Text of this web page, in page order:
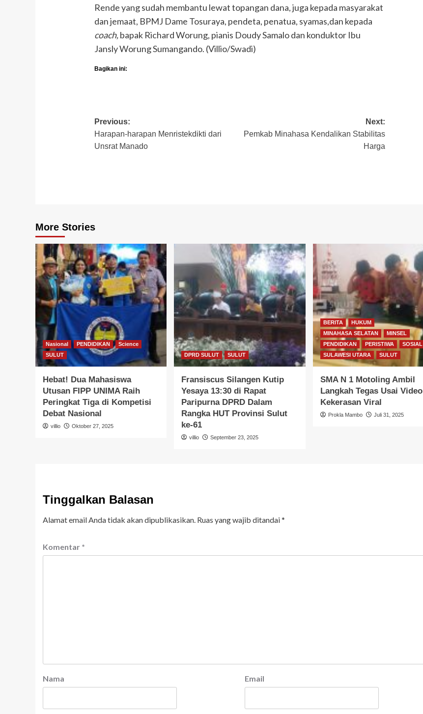
Rende yang sudah membantu lewat topangan dana, juga kepada masyarakat
dan jemaat, BPMJ Dame Tosuraya, pendeta, penatua, syamas,dan kepada
coach,bapak Richard Worung, pianis Doudy Samalo dan konduktor Ibu
Jansly Worung Sumangando. (Villio/Swadi)
Bagikan ini:
Post
navigation
Previous:
Harapan-harapan Menristekdikti dari
Unsrat Manado
Next:
Pemkab Minahasa Kendalikan Stabilitas
Harga
More Stories
Nasional PENDIDIKAN
Science
SULUT
Hebat! Dua Mahasiswa
Utusan FIPP UNIMA Raih
Peringkat Tiga di Kompetisi
Debat Nasional
villio Oktober 27, 2025
DPRD SULUT SULUT
Fransiscus Silangen Kutip
Yesaya 13:30 di Rapat
Paripurna DPRD Dalam
Rangka HUT Provinsi Sulut
ke-61
villio September 23, 2025
BERITA
HUKUM
MINAHASA SELATAN
MINSEL
PENDIDIKAN
PERISTIWA
SOSIAL
SULAWESI UTARA
SULUT
SMA N 1 Motoling Ambil
Langkah Tegas Usai Video
Kekerasan Viral
Prokla Mambo Juli 31, 2025
Tinggalkan Balasan
Alamat email Anda tidak akan dipublikasikan. Ruas yang wajib ditandai*
Komentar *
Nama Email